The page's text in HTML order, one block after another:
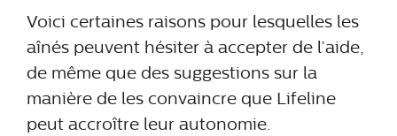
Voici certaines raisons pour lesquelles les
aînés peuvent hésiter à accepter de l’aide,
de même que des suggestions sur la
manière de les convaincre que Lifeline
peut accroître leur autonomie.